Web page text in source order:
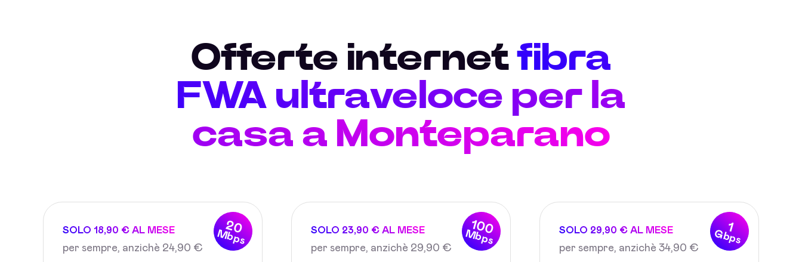
Offerte internet fibra
FWA ultraveloce per la
casa a Monteparano
20
Mbps
SOLO 18,90 € AL MESE
per sempre, anzichè 24,90 €
100
Mbps
SOLO 23,90 € AL MESE
per sempre, anzichè 29,90 €
1
Gbps
SOLO 29,90 € AL MESE
per sempre, anzichè 34,90 €